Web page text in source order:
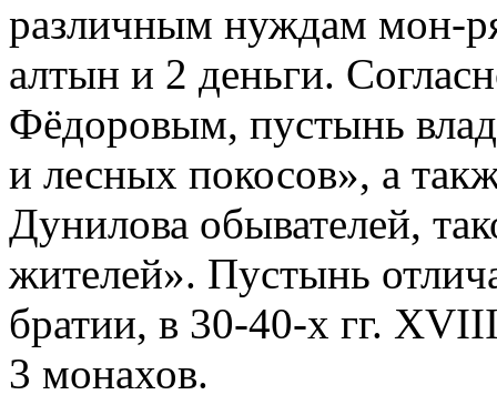
различным нуждам мон-
алтын и 2 деньги.
Фёдоровым, пустынь
и лесных покосов», а
Дунилова обывателей,
жителей». Пустынь
братии, в 30-40-х гг.
3 монахов.